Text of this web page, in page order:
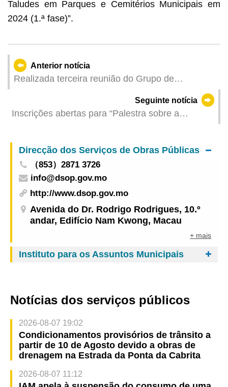
Taludes em Parques e Cemitérios Municipais em
2024 (1.ª fase)”.
Anterior notícia
Realizada terceira reunião do Grupo de
Liderança da Reforma da Administração Pública
Seguinte notícia
Inscrições abertas para “Palestra sobre a
de 5 de Dezembro
Direcção dos Serviços de Obras Públicas
（853）2871 3726
info@dsop.gov.mo
http://www.dsop.gov.mo
Avenida do Dr. Rodrigo Rodrigues, 10.º
andar, Edifício Nam Kwong, Macau
+ mais
Instituto para os Assuntos Municipais
Notícias dos serviços públicos
2026-08-07 19:02
Condicionamentos provisórios de trânsito a
partir de 10 de Agosto devido a obras de
drenagem na Estrada da Ponta da Cabrita
2026-08-07 11:12